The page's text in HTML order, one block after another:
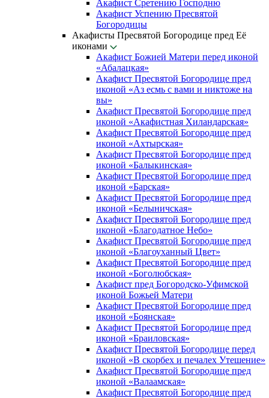
Акафист Сретению Господню
Акафист Успению Пресвятой
Богородицы
Акафисты Пресвятой Богородице пред Её
иконами
Акафист Божией Матери перед иконой
«Абалацкая»
Акафист Пресвятой Богородице пред
иконой «Аз есмь с вами и никтоже на
вы»
Акафист Пресвятой Богородице пред
иконой «Акафистная Хиландарская»
Акафист Пресвятой Богородице пред
иконой «Ахтырская»
Акафист Пресвятой Богородице пред
иконой «Балыкинская»
Акафист Пресвятой Богородице пред
иконой «Барская»
Акафист Пресвятой Богородице пред
иконой «Белыничская»
Акафист Пресвятой Богородице пред
иконой «Благодатное Небо»
Акафист Пресвятой Богородице пред
иконой «Благоуханный Цвет»
Акафист Пресвятой Богородице пред
иконой «Боголюбская»
Акафист пред Богородско-Уфимской
иконой Божьей Матери
Акафист Пресвятой Богородице пред
иконой «Боянская»
Акафист Пресвятой Богородице пред
иконой «Браиловская»
Акафист Пресвятой Богородице перед
иконой «В скорбех и печалех Утешение»
Акафист Пресвятой Богородице пред
иконой «Валаамская»
Акафист Пресвятой Богородице пред